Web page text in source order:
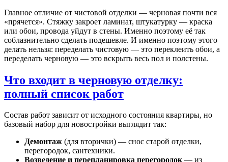
Главное отличие от чистовой отделки — черновая почти вся
«прячется». Стяжку закроет ламинат, штукатурку — краска
или обои, провода уйдут в стены. Именно поэтому её так
соблазнительно сделать подешевле. И именно поэтому этого
делать нельзя: переделать чистовую — это переклеить обои, а
переделать черновую — это вскрыть весь пол и полстены.
Что входит в черновую отделку:
полный список работ
Состав работ зависит от исходного состояния квартиры, но
базовый набор для новостройки выглядит так:
Демонтаж (для вторички) — снос старой отделки,
перегородок, сантехники.
Возведение и перепланировка перегородок — из